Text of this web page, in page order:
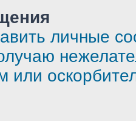
личные
или